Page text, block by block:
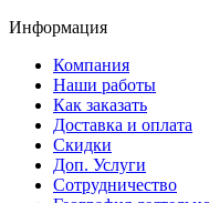
Информация
Компания
Наши работы
Как заказать
Доставка и оплата
Скидки
Доп. Услуги
Сотрудничество